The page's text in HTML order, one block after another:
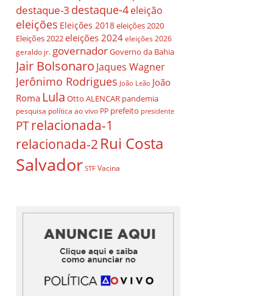
destaque-3 destaque-4eleição
eleições Eleições 2018eleições 2020
Eleições 2022eleições 2024 eleições 2026
geraldo jr. governadorGoverno da Bahia
Jair Bolsonaro Jaques Wagner
Jerônimo Rodrigues João Leão João
Roma Lula Otto ALENCAR pandemia
pesquisa política ao vivo PP prefeito presidente
PTrelacionada-1
relacionada-2 Rui Costa
Salvador STF Vacina